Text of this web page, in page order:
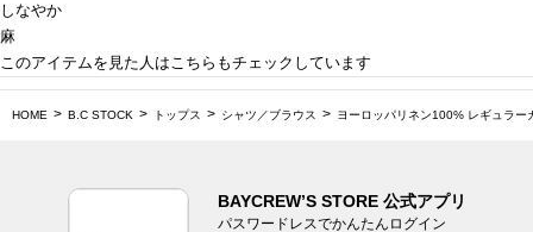
しなやか
麻
このアイテムを見た人はこちらもチェックしています
HOME B.C STOCK トップス シャツ／ブラウス ヨーロッパリネン100% レギュラー
BAYCREW’S STORE 公式アプリ
パスワードレスでかんたんログイン